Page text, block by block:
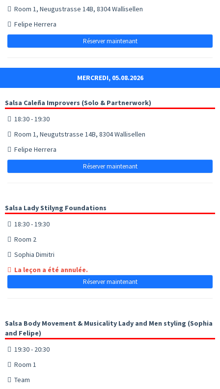
Room 1, Neugustrasse 14B, 8304 Wallisellen
Felipe Herrera
Réserver maintenant
MERCREDI, 05.08.2026
Salsa Caleña Improvers (Solo & Partnerwork)
18:30 - 19:30
Room 1, Neugutstrasse 14B, 8304 Wallisellen
Felipe Herrera
Réserver maintenant
Salsa Lady Stilyng Foundations
18:30 - 19:30
Room 2
Sophia Dimitri
La leçon a été annulée.
Réserver maintenant
Salsa Body Movement & Musicality Lady and Men styling (Sophia
and Felipe)
19:30 - 20:30
Room 1
Team